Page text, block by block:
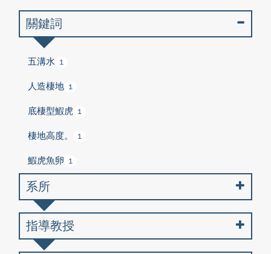
關鍵詞
五溝水 1
人造棲地 1
底棲型鰕虎 1
棲地高度。 1
鰕虎魚卵 1
系所
指導教授